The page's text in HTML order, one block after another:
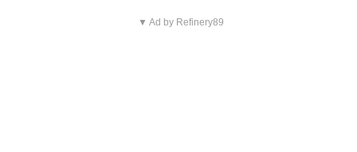
▼ Ad by Refinery89